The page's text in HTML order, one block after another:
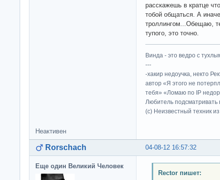
расскажешь в кратце
тобой общаться. А
троллингом...Обещаю,
тупого, это точно.
Винда - это ведро с
---
-хакир недоучка, некто
автор «Я этого не
тебя» «Ломаю по IP
Любитель подсматривать
(c) Неизвестный техник
Неактивен
04-08-12 16:57:32
Rorschach
Еще один Великий Человек
Rector пишет: